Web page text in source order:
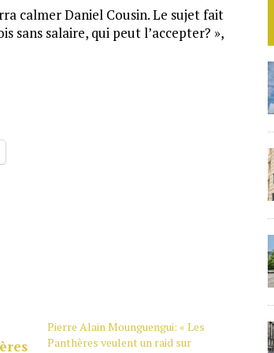
calmer Daniel Cousin. Le sujet fait
sans salaire, qui peut l’accepter? »,
Pierre Alain Mounguengui: « Les
Panthères veulent un raid sur